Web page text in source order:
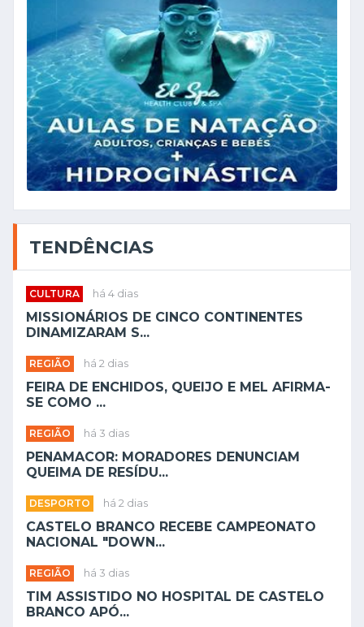
TENDÊNCIAS
CULTURA há 4 dias
MISSIONÁRIOS DE CINCO CONTINENTES
DINAMIZARAM S...
REGIÃO há 2 dias
FEIRA DE ENCHIDOS, QUEIJO E MEL AFIRMA-
SE COMO ...
REGIÃO há 3 dias
PENAMACOR: MORADORES DENUNCIAM
QUEIMA DE RESÍDU...
DESPORTO há 2 dias
CASTELO BRANCO RECEBE CAMPEONATO
NACIONAL "DOWN...
REGIÃO há 3 dias
TIM ASSISTIDO NO HOSPITAL DE CASTELO
BRANCO APÓ...